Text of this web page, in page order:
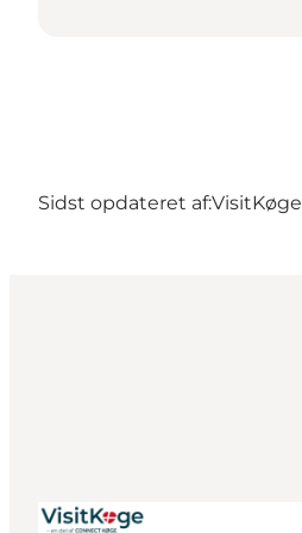
Sidst opdateret af:VisitKøge